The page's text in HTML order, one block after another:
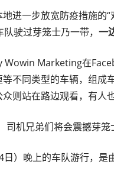
进一步放宽防疫措施的
队驶过芽笼士乃一带，一
Wowin Marketing在
不同类型的车辆，组成
则站在路边观看，有人
司机兄弟们将会震撼芽
日）晚上的车队游行，